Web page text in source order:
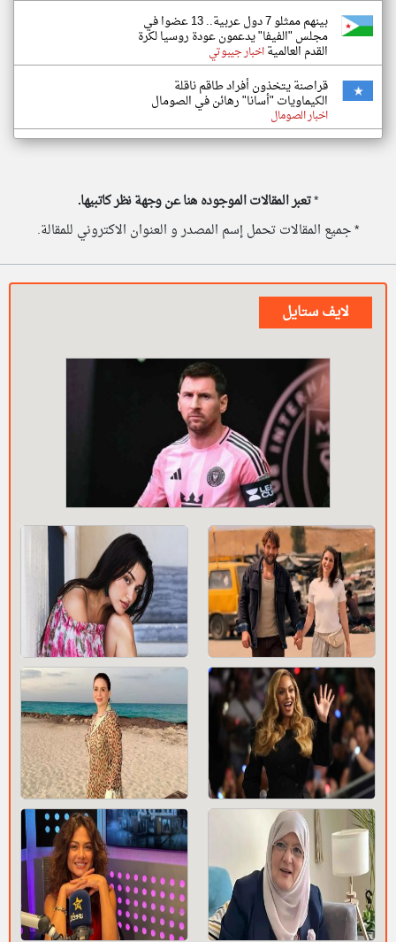
بينهم ممثلو 7 دول عربية.. 13 عضوا في
مجلس "الفيفا" يدعمون عودة روسيا لكرة
القدم العالميةاخبار جيبوتي
قراصنة يتخذون أفراد طاقم ناقلة
الكيماويات "أسانا" رهائن في الصومال
اخبار الصومال
*تعبر المقالات الموجوده هنا عن وجهة نظر كاتبيها.
* جميع المقالات تحمل إسم المصدر و العنوان الاكتروني للمقالة.
لايف ستايل